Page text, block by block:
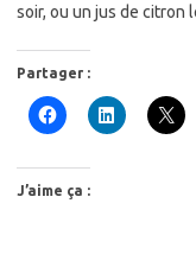
soir, ou un jus de citron
Partager :
J’aime ça :